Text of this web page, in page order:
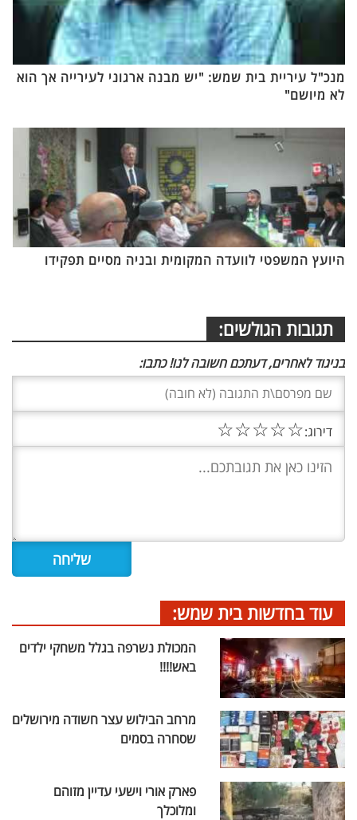
מנכ"ל עיריית בית שמש: "יש מבנה ארגוני לעירייה אך הוא
לא מיושם"
היועץ המשפטי לוועדה המקומית ובניה מסיים תפקידו
תגובות הגולשים:
בניגוד לאחרים, דעתכם חשובה לנו! כתבו:
דירוג:☆
☆
☆
☆
☆
עוד בחדשות בית שמש:
המכולת נשרפה בגלל משחקי ילדים
באש!!!!
מרחב הבילוש עצר חשודה מירושלים
שסחרה בסמים
פארק אורי וישעי עדיין מזוהם
ומלוכלך